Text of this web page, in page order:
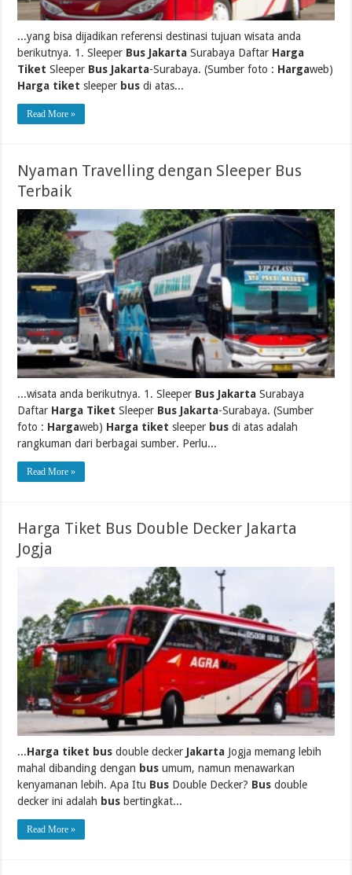
...yang bisa dijadikan referensi destinasi tujuan wisata anda
berikutnya. 1. Sleeper Bus Jakarta Surabaya Daftar Harga
Tiket Sleeper Bus Jakarta-Surabaya. (Sumber foto : Hargaweb)
Harga tiket sleeper bus di atas...
Read More »
Nyaman Travelling dengan Sleeper Bus
Terbaik
...wisata anda berikutnya. 1. Sleeper Bus Jakarta Surabaya
Daftar Harga Tiket Sleeper Bus Jakarta-Surabaya. (Sumber
foto : Hargaweb) Harga tiket sleeper bus di atas adalah
rangkuman dari berbagai sumber. Perlu...
Read More »
Harga Tiket Bus Double Decker Jakarta
Jogja
...Harga tiket bus double decker Jakarta Jogja memang lebih
mahal dibanding dengan bus umum, namun menawarkan
kenyamanan lebih. Apa Itu Bus Double Decker? Bus double
decker ini adalah bus bertingkat...
Read More »